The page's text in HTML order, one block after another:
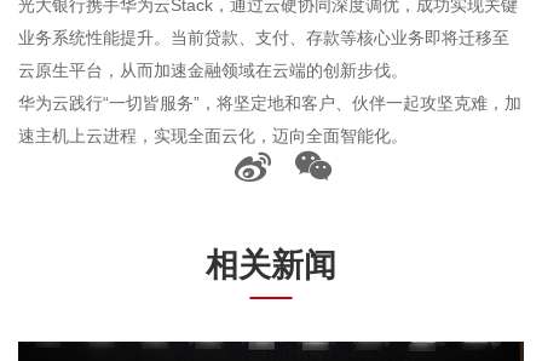
光大银行携手华为云Stack，通过云硬协同深度调优，成功实现关键
业务系统性能提升。当前贷款、支付、存款等核心业务即将迁移至
云原生平台，从而加速金融领域在云端的创新步伐。
华为云践行“一切皆服务”，将坚定地和客户、伙伴一起攻坚克难，加
速主机上云进程，实现全面云化，迈向全面智能化。
相关新闻